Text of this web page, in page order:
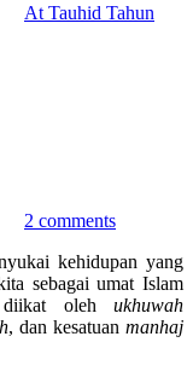
At Tauhid Tahun
2 comments
kehidupan yang
sebagai umat Islam
diikat oleh ukhuwah
, dan kesatuanmanhaj